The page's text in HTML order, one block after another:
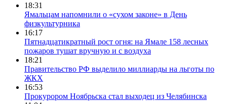
18:31
Ямальцам напомнили о «сухом законе» в День
физкультурника
16:17
Пятнадцатикратный рост огня: на Ямале 158 лесных
пожаров тушат вручную и с воздуха
18:21
Правительство РФ выделило миллиарды на льготы по
ЖКХ
16:53
Прокурором Ноябрьска стал выходец из Челябинска